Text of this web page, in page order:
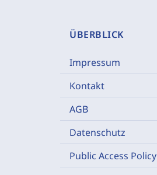
ÜBERBLICK
Impressum
Kontakt
AGB
Datenschutz
Public Access Policy